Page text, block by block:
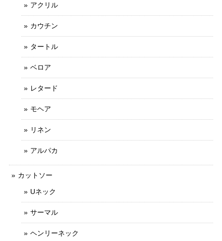
アクリル
カウチン
タートル
ベロア
レタード
モヘア
リネン
アルパカ
カットソー
Uネック
サーマル
ヘンリーネック